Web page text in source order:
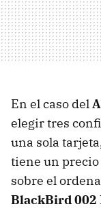
En el caso del
elegir tres
una sola
tiene un
sobre el
BlackBird